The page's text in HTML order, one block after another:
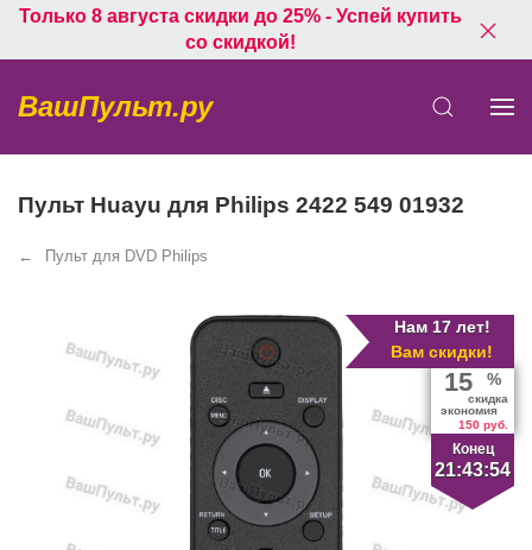
Только 8 августа скидки до 25% - Успей купить
со скидкой!
ВашПульт.ру
Пульт Huayu для Philips 2422 549 01932
Пульт для DVD Philips
Нам 17 лет!
Вам скидки!
Конец
21:43:54
15 %
скидка
экономия
150 руб.